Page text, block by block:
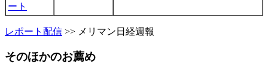
ート
レポート配信 >> メリマン日経週報
そのほかのお薦め